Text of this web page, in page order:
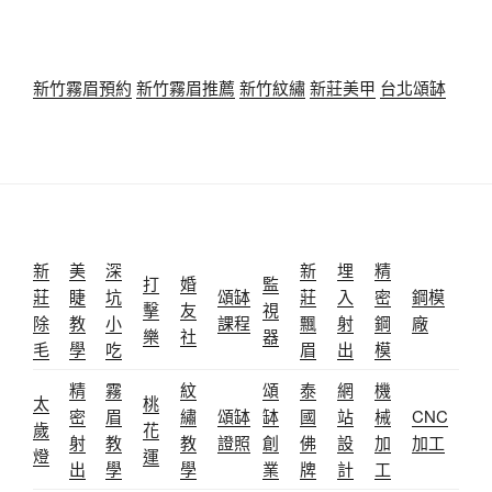
新竹霧眉預約 新竹霧眉推薦 新竹紋繡新莊美甲 台北頌缽
新
莊
除
毛
美
睫
教
學
深
坑
小
吃
打
擊
樂
婚
友
社
頌缽
課程
監
視
器
新
莊
飄
眉
埋
入
射
出
精
密
鋼
模
鋼模
廠
太
歲
燈
精
密
射
出
霧
眉
教
學
桃
花
運
紋
繡
教
學
頌缽
證照
頌
缽
創
業
泰
國
佛
牌
網
站
設
計
機
械
加
工
CNC
加工